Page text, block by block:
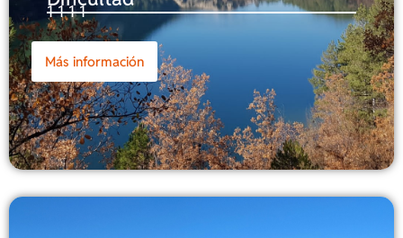
1-1-1-1
Más información